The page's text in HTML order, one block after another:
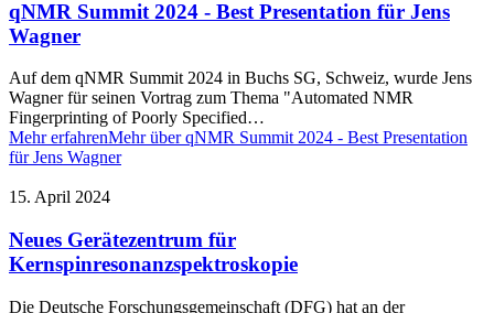
qNMR Summit 2024 - Best Presentation für Jens
Wagner
Auf dem qNMR Summit 2024 in Buchs SG, Schweiz, wurde Jens
Wagner für seinen Vortrag zum Thema "Automated NMR
Fingerprinting of Poorly Specified…
Mehr erfahrenMehr über qNMR Summit 2024 - Best Presentation
für Jens Wagner
15. April 2024
Neues Gerätezentrum für
Kernspinresonanzspektroskopie
Die Deutsche Forschungsgemeinschaft (DFG) hat an der